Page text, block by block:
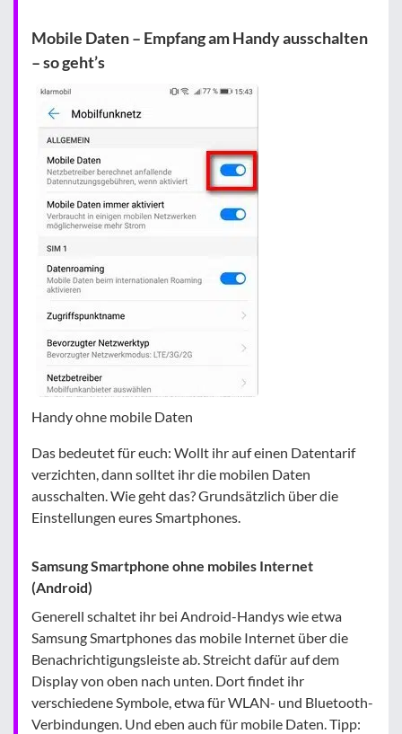
Mobile Daten – Empfang am Handy ausschalten
– so geht’s
Handy ohne mobile Daten
Das bedeutet für euch: Wollt ihr auf einen Datentarif
verzichten, dann solltet ihr die mobilen Daten
ausschalten. Wie geht das? Grundsätzlich über die
Einstellungen eures Smartphones.
Samsung Smartphone ohne mobiles Internet
(Android)
Generell schaltet ihr bei Android-Handys wie etwa
Samsung Smartphones das mobile Internet über die
Benachrichtigungsleiste ab. Streicht dafür auf dem
Display von oben nach unten. Dort findet ihr
verschiedene Symbole, etwa für WLAN- und Bluetooth-
Verbindungen. Und eben auch für mobile Daten. Tipp: